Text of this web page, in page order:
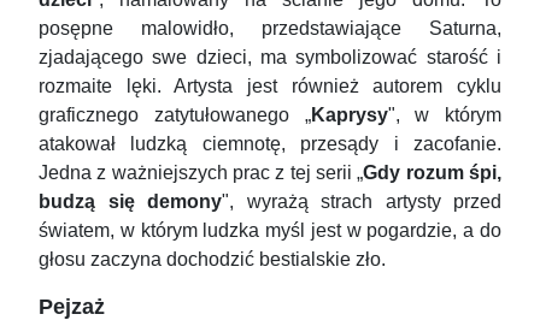
posępne malowidło, przedstawiające Saturna,
zjadającego swe dzieci, ma symbolizować starość i
rozmaite lęki. Artysta jest również autorem cyklu
graficznego zatytułowanego „Kaprysy", w którym
atakował ludzką ciemnotę, przesądy i zacofanie.
Jedna z ważniejszych prac z tej serii „Gdy rozum śpi,
budzą się demony", wyrażą strach artysty przed
światem, w którym ludzka myśl jest w pogardzie, a do
głosu zaczyna dochodzić bestialskie zło.
Pejzaż